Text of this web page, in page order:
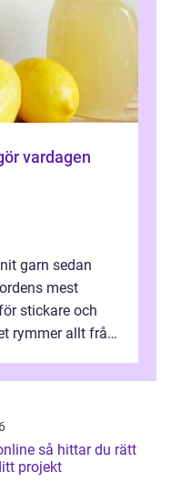
vardagen
garn sedan
mest
stickare och
rymmer allt från
du rätt
projekt